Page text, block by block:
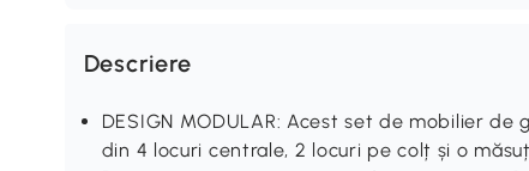
Descriere
DESIGN MODULAR: Acest set de mobilier
din 4 locuri centrale, 2 locuri pe colț și o